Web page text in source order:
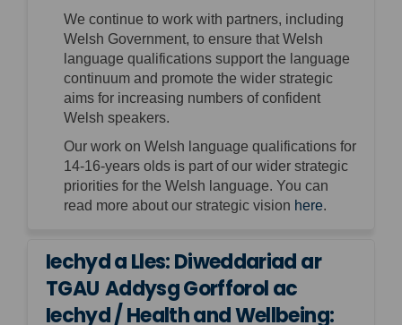
We continue to work with partners, including
Welsh Government, to ensure that Welsh
language qualifications support the language
continuum and promote the wider strategic
aims for increasing numbers of confident
Welsh speakers.
Our work on Welsh language qualifications for
14-16-years olds is part of our wider strategic
priorities for the Welsh language. You can
read more about our strategic vision here(External
.
Iechyd a Lles: Diweddariad ar
TGAU Addysg Gorfforol ac
Iechyd / Health and Wellbeing: